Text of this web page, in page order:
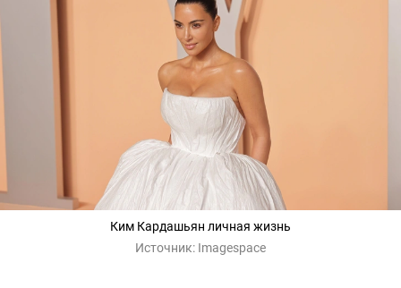
Ким Кардашьян личная жизнь
Источник: Imagespace